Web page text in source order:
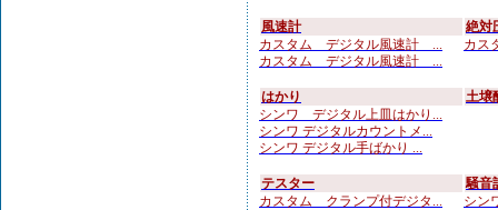
風速計
カスタム デジタル風速計 ...
カスタム デジタル風速計 ...
絶対
カス
はかり
シンワ デジタル上皿はかり...
シンワ デジタルカウントメ...
シンワ デジタル手ばかり ...
土壌
テスター
カスタム クランプ付デジタ...
騒音
シン